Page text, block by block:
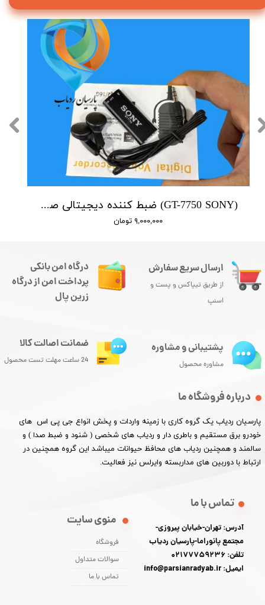
(GT-7750 SONY) ضبط کننده دیجیتالی صدا سونی - 16 گیگابایت - سنسور هوشمند صدا
۹,۰۰۰,۰۰۰ تومان
ارسال سریع سفارش
از طریق تیپاکس و پست و
اسنپ
درباره فروشگاه ما
پارسیان ردیاب یک گروه کاری با زمینه واردات و پخش انواع جی پی اس های
خودرو برق مستقیم و باطری دار و ردیاب های شخصی ( شنود و ضبط صدا ) و
سالمند و همچنین ردیاب های محافظ حیوانات میباشد این گروه همچنین در
ارتباط با دوربین های مداربسته وایرلس نیز فعالیت.​​​​​​​
منوی سایت
فروشگاه
سوالات متداول
تماس با ما
تماس با ما
آدرس: تهران-خیابان پیروزی-
مجتمع پانوراما-پارسیان ردیاب
تلفن: 02177759236
ایمیل: info@parsianradyab.ir
درگاه امن بانکی
پرداخت امن از درگاه
زرین پال
پشتیبانی و مشاوره
مشاوره محصول
ضمانت اصالت کالا
24 ساعت مهلت تست محصول